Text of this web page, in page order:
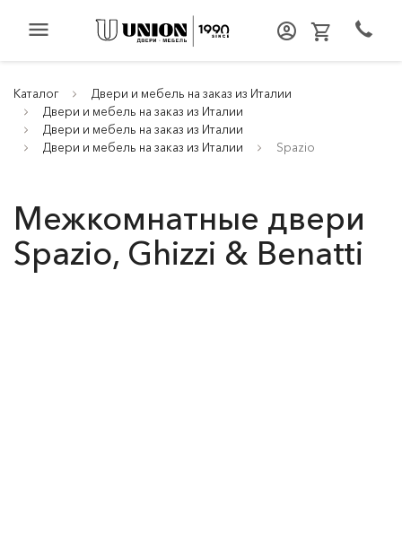
menu
Каталог
Двери и мебель на заказ из Италии
Двери и мебель на заказ из Италии
Двери и мебель на заказ из Италии
Двери и мебель на заказ из Италии
Spazio
Межкомнатные двери
Spazio, Ghizzi & Benatti